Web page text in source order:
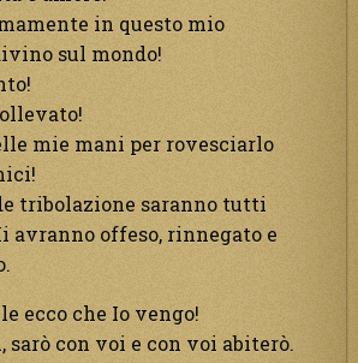
in questo mio
sul mondo!
mie mani per rovesciarlo
tribolazione saranno tutti
avranno offeso, rinnegato e
ecco che Io vengo!
sarò con voi e con voi abiterò.